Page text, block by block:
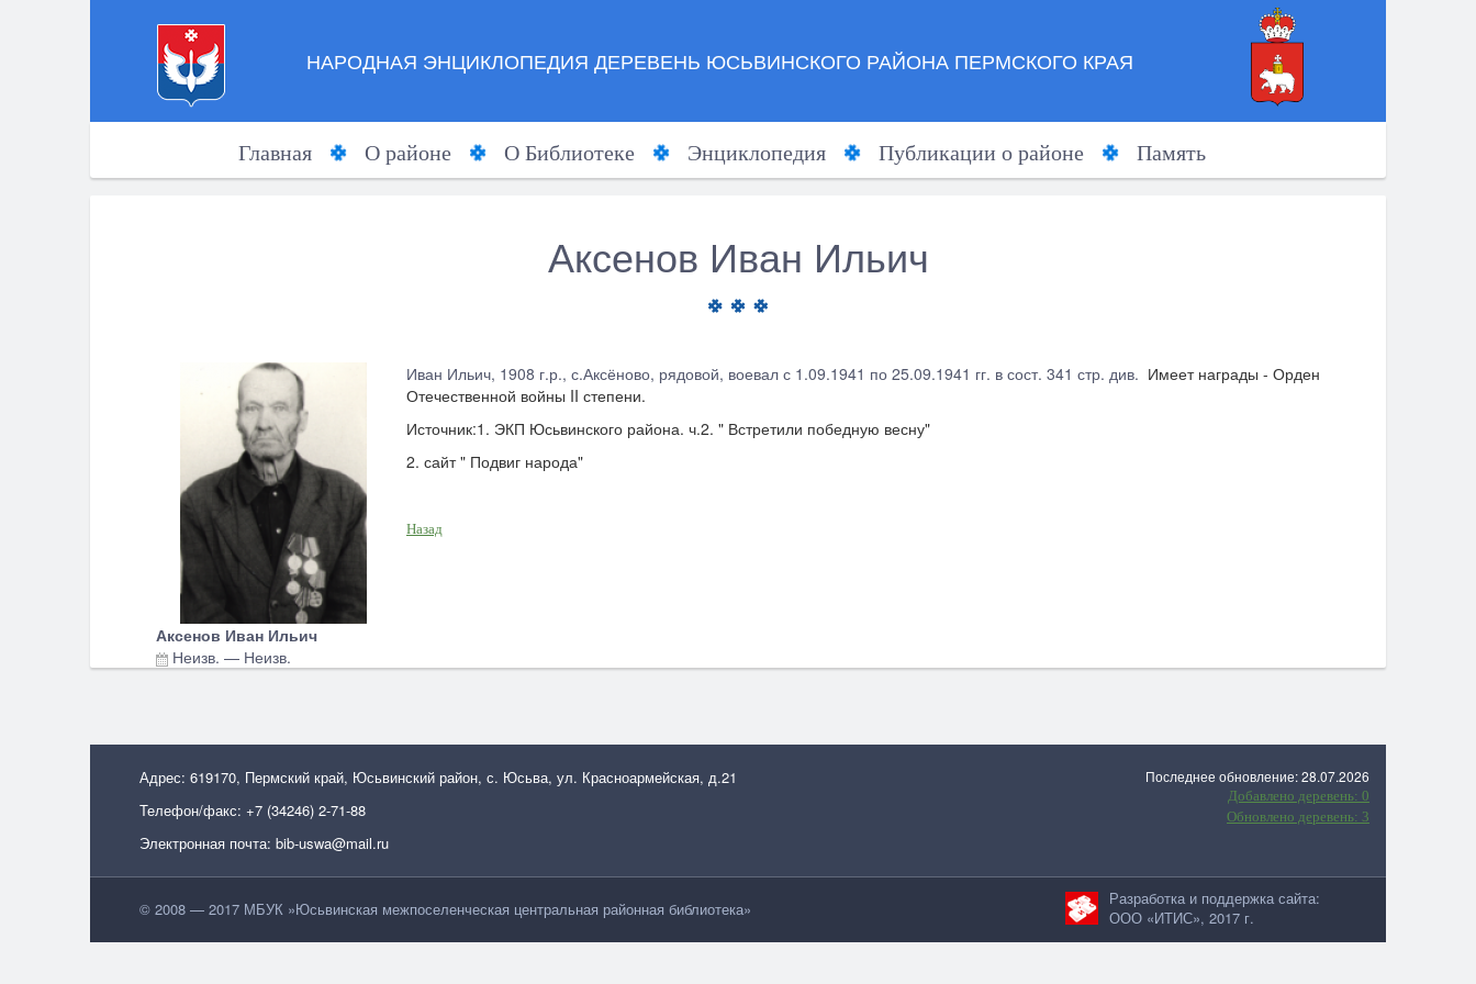
НАРОДНАЯ ЭНЦИКЛОПЕДИЯ ДЕРЕВЕНЬ ЮСЬВИНСКОГО РАЙОНА ПЕРМСКОГО КРАЯ
Главная О районе О Библиотеке Энциклопедия Публикации о районе Память
Аксенов Иван Ильич
Аксенов Иван Ильич
Неизв. — Неизв.
Иван Ильич, 1908 г.р., с.Аксёново, рядовой, воевал с 1.09.1941 по 25.09.1941 гг. в сост. 341 стр. див. Имеет награды - Орден
Отечественной войны II степени.
Источник:1. ЭКП Юсьвинского района. ч.2. " Встретили победную весну"
2. сайт " Подвиг народа"
Назад
Адрес: 619170, Пермский край, Юсьвинский район, с. Юсьва, ул. Красноармейская, д.21
Телефон/факс: +7 (34246) 2-71-88
Электронная почта: bib-uswa@mail.ru
Последнее обновление: 28.07.2026
Добавлено деревень: 0
Обновлено деревень: 3
© 2008 — 2017 МБУК »Юсьвинская межпоселенческая центральная районная библиотека»
Разработка и поддержка сайта:
ООО «ИТИС», 2017 г.